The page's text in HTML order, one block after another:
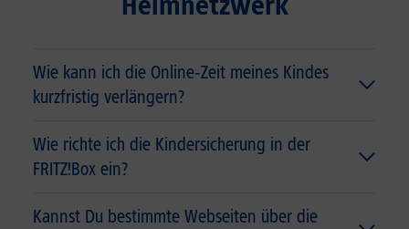
Wie kann ich die Online‑Zeit meines Kindes
kurzfristig verlängern?
Wie richte ich die Kindersicherung in der
FRITZ!Box ein?
Kannst Du bestimmte Webseiten über die